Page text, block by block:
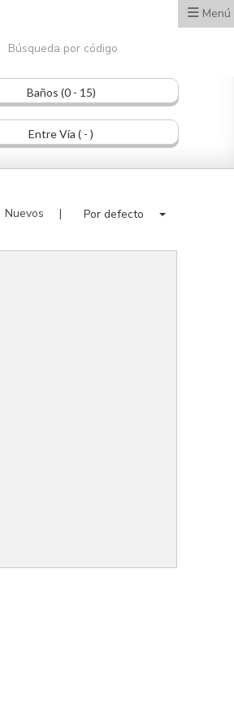
Menú
Búsqueda por código
Baños (0 - 15)
Entre Vía ( - )
Nuevos Por defecto